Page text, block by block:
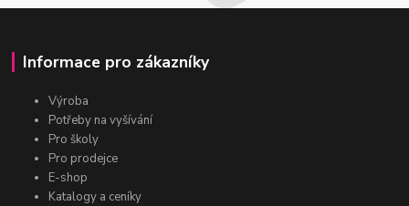
Informace pro zákazníky
Výroba
Potřeby na vyšívání
Pro školy
Pro prodejce
E-shop
Katalogy a ceníky